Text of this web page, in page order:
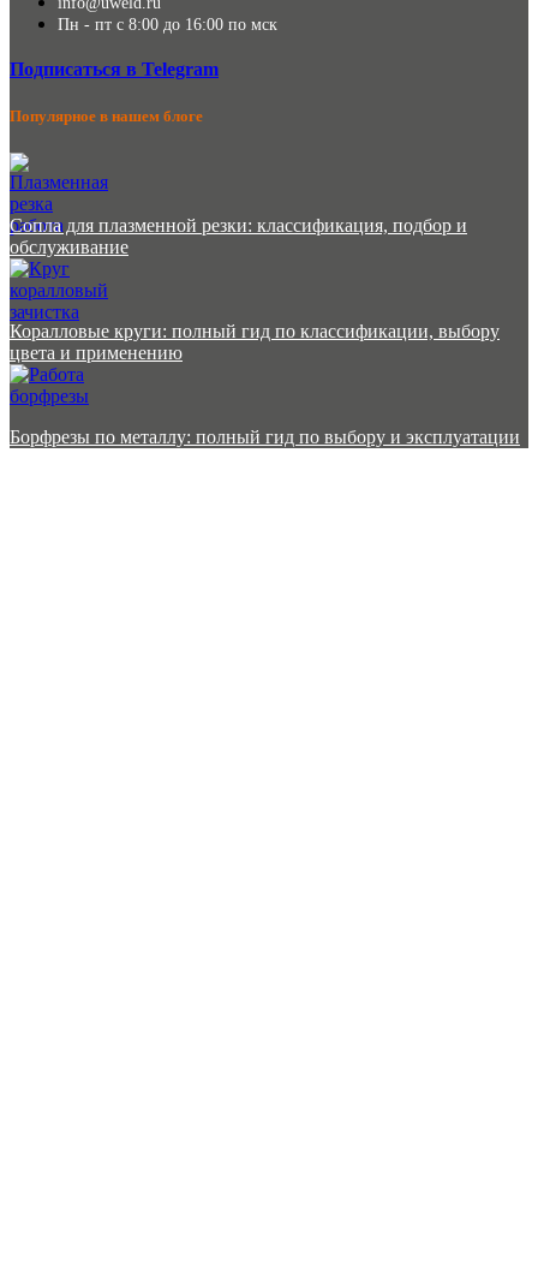
Пн - пт с 8:00 до 16:00 по мск
Подписаться в Telegram
Популярное в нашем блоге
Сопла для плазменной резки: классификация, подбор и
обслуживание
Коралловые круги: полный гид по классификации, выбору
цвета и применению
Борфрезы по металлу: полный гид по выбору и эксплуатации